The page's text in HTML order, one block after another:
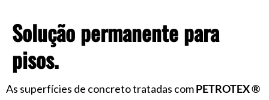
Solução permanente para
pisos.
As superfícies de concreto tratadas comPETROTEX ®